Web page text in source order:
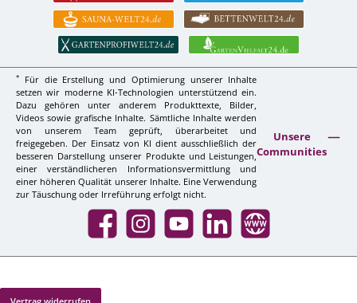
*
Für die Erstellung und Optimierung unserer Inhalte
setzen wir moderne KI-Technologien unterstützend ein.
Dazu gehören unter anderem Produkttexte, Bilder,
Videos sowie grafische Inhalte. Sämtliche Inhalte werden
von unserem Team geprüft, überarbeitet und
freigegeben. Der Einsatz von KI dient ausschließlich der
besseren Darstellung unserer Produkte und Leistungen,
einer verständlicheren Informationsvermittlung und
einer höheren Qualität unserer Inhalte. Eine Verwendung
zur Täuschung oder Irreführung erfolgt nicht.
Unsere
Communities
Facebook InstagramYouTube LinkedIn Website